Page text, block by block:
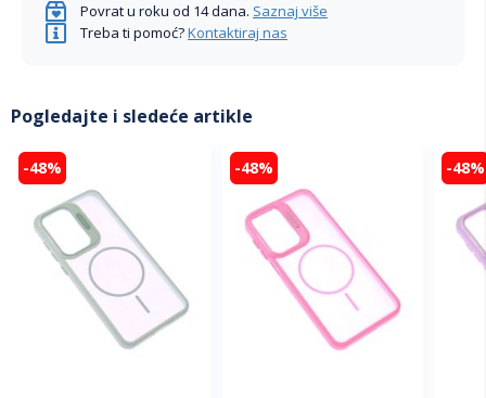
Povrat u roku od 14 dana. Saznaj više
Treba ti pomoć?Kontaktiraj nas
Pogledajte i sledeće artikle
-48% -48% -48%